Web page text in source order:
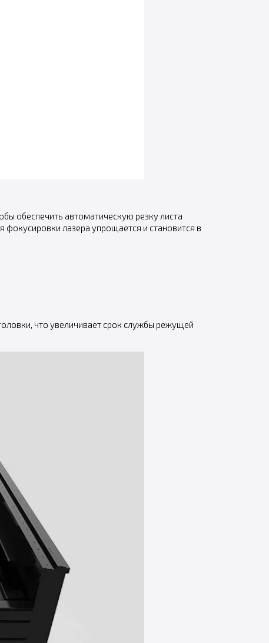
обеспечить автоматическую резку листа
лазера упрощается и становится в
что увеличивает срок службы режущей